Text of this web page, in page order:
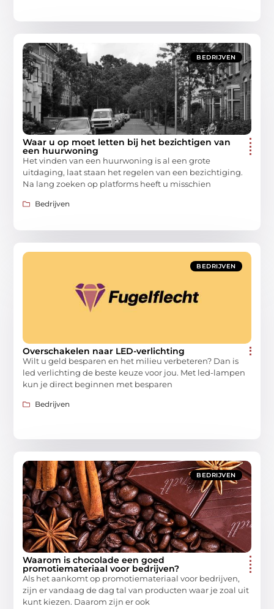
BEDRIJVEN
Waar u op moet letten bij het bezichtigen van
een huurwoning
Het vinden van een huurwoning is al een grote
uitdaging, laat staan het regelen van een bezichtiging.
Na lang zoeken op platforms heeft u misschien
Bedrijven
BEDRIJVEN
Overschakelen naar LED-verlichting
Wilt u geld besparen en het milieu verbeteren? Dan is
led verlichting de beste keuze voor jou. Met led-lampen
kun je direct beginnen met besparen
Bedrijven
BEDRIJVEN
Waarom is chocolade een goed
promotiemateriaal voor bedrijven?
Als het aankomt op promotiemateriaal voor bedrijven,
zijn er vandaag de dag tal van producten waar je zoal uit
kunt kiezen. Daarom zijn er ook